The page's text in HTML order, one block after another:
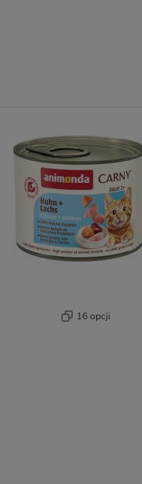
16 opcji